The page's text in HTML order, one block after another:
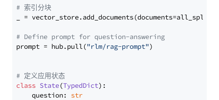
# 索引分块
_ = vector_store.add_documents(documents=all_splits)
# Define prompt for question-answering
prompt = hub.pull("rlm/rag-prompt")
# 定义应用状态
class State(TypedDict):
    question:
str